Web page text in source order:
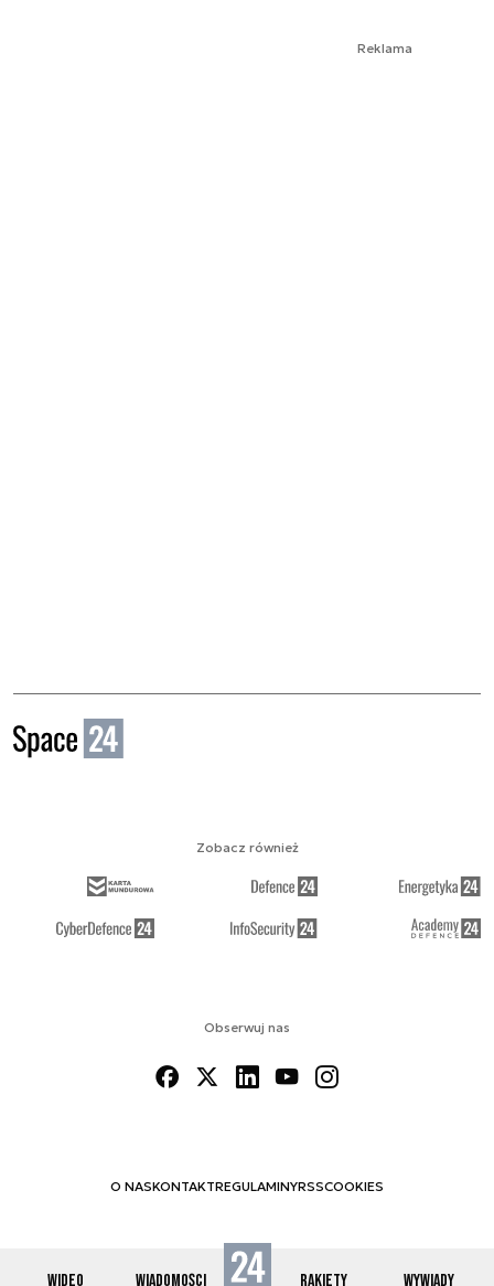
WIDEO WIADOMOŚCI RAKIETY WYWIADY
Reklama
Obserwuj nas
O NASKONTAKTREGULAMINYRSSCOOKIES
Zobacz również